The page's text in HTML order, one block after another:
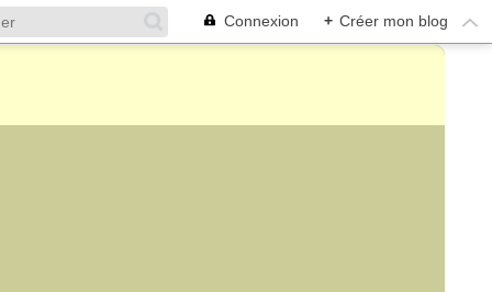
Connexion + Créer mon blog